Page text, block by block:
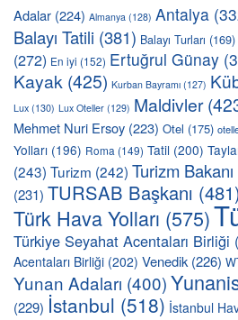
Adalar (224) Almanya (128) Antalya
Balayı Tatili (381) Balayı Turları (169)
(272) En iyi (152) Ertuğrul Günay
Kayak (425) Kurban Bayramı (127)
Lux (130) Lux Oteller (129) Maldivler
Mehmet Nuri Ersoy (223) Otel (175)
Yolları (196) Roma (149) Tatil (200)
(243) Turizm (242) Turizm Bakanı
(231) TURSAB Başkanı
Türk Hava Yolları (575)
Türkiye Seyahat Acentaları Birliği
Acentaları Birliği (202) Venedik(226)
Yunan Adaları (400)
(229) İstanbul (518) İstanbul